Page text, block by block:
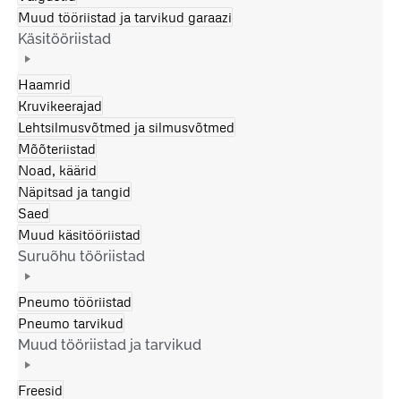
Muud tööriistad ja tarvikud garaazi
Käsitööriistad
Haamrid
Kruvikeerajad
Lehtsilmusvõtmed ja silmusvõtmed
Mõõteriistad
Noad, käärid
Näpitsad ja tangid
Saed
Muud käsitööriistad
Suruõhu tööriistad
Pneumo tööriistad
Pneumo tarvikud
Muud tööriistad ja tarvikud
Freesid